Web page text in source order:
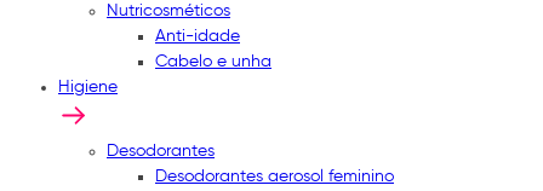
Nutricosméticos
Anti-idade
Cabelo e unha
Higiene
Desodorantes
Desodorantes aerosol feminino